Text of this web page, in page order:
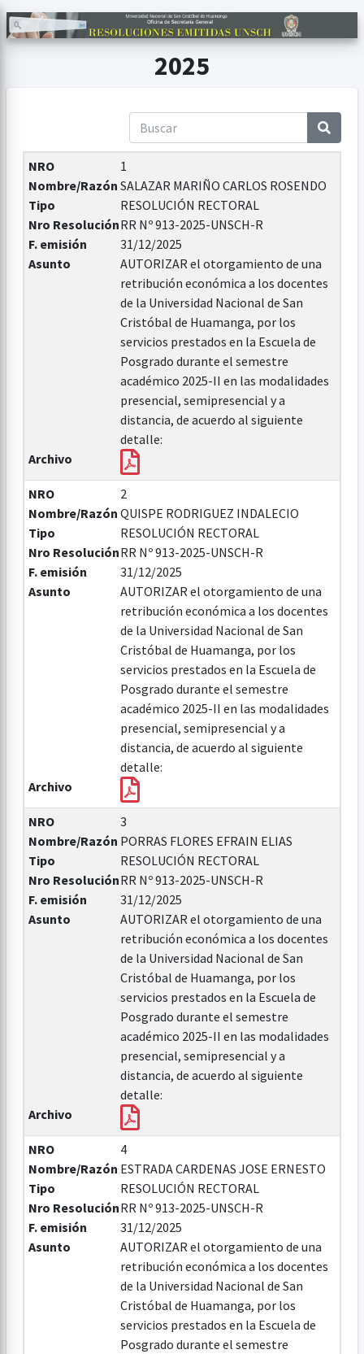
2025
NRO
1
Nombre/Razón SALAZAR MARIÑO CARLOS ROSENDO
Tipo
RESOLUCIÓN RECTORAL
Nro ResoluciónRR Nº 913-2025-UNSCH-R
F. emisión
31/12/2025
Asunto
AUTORIZAR el otorgamiento de una
retribución económica a los docentes
de la Universidad Nacional de San
Cristóbal de Huamanga, por los
servicios prestados en la Escuela de
Posgrado durante el semestre
académico 2025-II en las modalidades
presencial, semipresencial y a
distancia, de acuerdo al siguiente
detalle:
Archivo
NRO
2
Nombre/Razón QUISPE RODRIGUEZ INDALECIO
Tipo
RESOLUCIÓN RECTORAL
Nro ResoluciónRR Nº 913-2025-UNSCH-R
F. emisión
31/12/2025
Asunto
AUTORIZAR el otorgamiento de una
retribución económica a los docentes
de la Universidad Nacional de San
Cristóbal de Huamanga, por los
servicios prestados en la Escuela de
Posgrado durante el semestre
académico 2025-II en las modalidades
presencial, semipresencial y a
distancia, de acuerdo al siguiente
detalle:
Archivo
NRO
3
Nombre/Razón PORRAS FLORES EFRAIN ELIAS
Tipo
RESOLUCIÓN RECTORAL
Nro ResoluciónRR Nº 913-2025-UNSCH-R
F. emisión
31/12/2025
Asunto
AUTORIZAR el otorgamiento de una
retribución económica a los docentes
de la Universidad Nacional de San
Cristóbal de Huamanga, por los
servicios prestados en la Escuela de
Posgrado durante el semestre
académico 2025-II en las modalidades
presencial, semipresencial y a
distancia, de acuerdo al siguiente
detalle:
Archivo
NRO
4
Nombre/Razón ESTRADA CARDENAS JOSE ERNESTO
Tipo
RESOLUCIÓN RECTORAL
Nro ResoluciónRR Nº 913-2025-UNSCH-R
F. emisión
31/12/2025
Asunto
AUTORIZAR el otorgamiento de una
retribución económica a los docentes
de la Universidad Nacional de San
Cristóbal de Huamanga, por los
servicios prestados en la Escuela de
Posgrado durante el semestre